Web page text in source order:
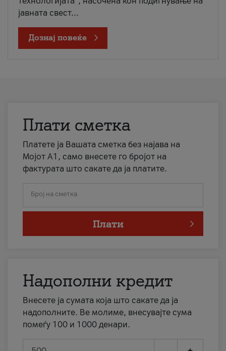
јавната свест...
Дознај повеќе
Плати сметка
Платете ја Вашата сметка без најава на
Мојот А1, само внесете го бројот на
фактурата што сакате да ја платите.
Број на сметка
Плати
Надополни кредит
Внесете ја сумата која што сакате да ја
надополните. Ве молиме, внесувајте сума
помеѓу 100 и 1000 денари.